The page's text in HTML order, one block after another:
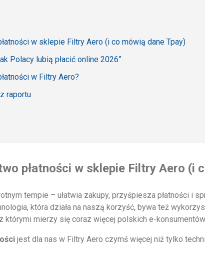
w sklepie Filtry Aero (i co mówią dane Tpay)
Polacy lubią płacić online 2026”
w Filtry Aero?
raportu
płatności w sklepie Filtry Aero (i
tempie – ułatwia zakupy, przyśpiesza płatności i
która działa na naszą korzyść, bywa też
którymi mierzy się coraz więcej polskich e-
jest dla nas w Filtry Aero czymś więcej niż tylko